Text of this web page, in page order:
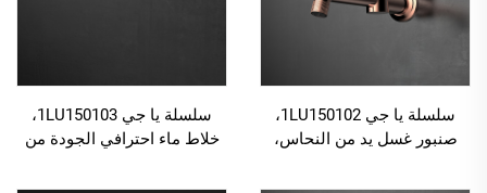
سلسلة يا جي 1LU150102،
صنبور غسل يد من النحاس،
على الحائط، ذو فتحة واحدة،
سلسلة يا جي 1LU150103،
خلاط ماء احترافي الجودة من
الحمام ذي الفتحتين، لون ذهبي